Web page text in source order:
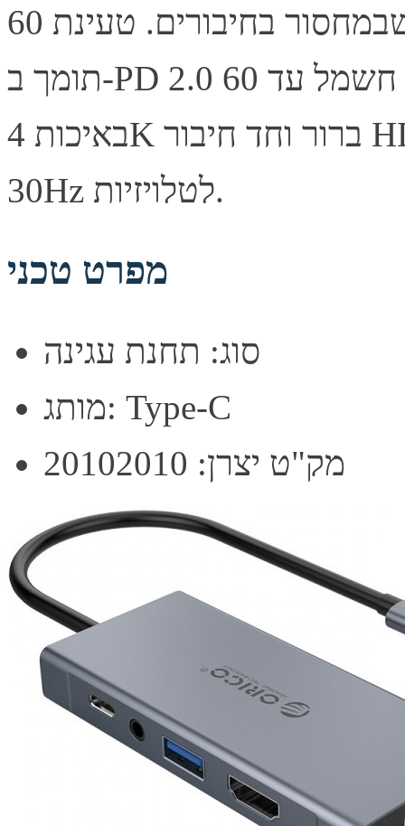
את הצרות שבמחסור בחיבורים. טעינת 60W PD חיבור USB-C
תומך ב-PD 2.0 לאספקת חשמל עד 60W. יציאה לחיבור מסך
באיכות 4K ברור וחד חיבור HDMI מאפשר העברת וידאו 4K
30Hz לטלויזיות.
מפרט טכני
סוג: תחנת עגינה
מותג: Type-C
מק"ט יצרן: 20102010